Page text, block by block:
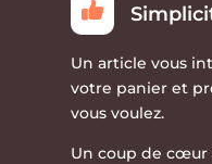
Un article vous
votre panier et
vous voulez.
Un coup de cœur